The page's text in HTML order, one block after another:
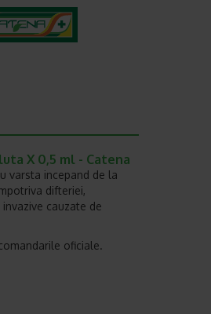
X 0,5 ml - Catena
varsta incepand de la
difteriei,
cauzate de
oficiale.